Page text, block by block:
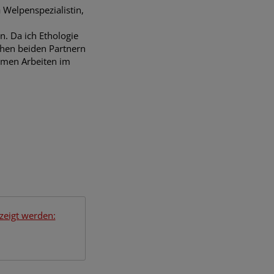
Da ich Ethologie
beiden Partnern
Arbeiten im
werden: